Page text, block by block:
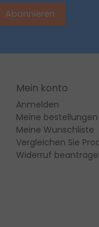
Abonnieren
Mein konto
Anmelden
Meine bestellungen
Meine Wunschliste
Vergleichen Sie
Widerruf